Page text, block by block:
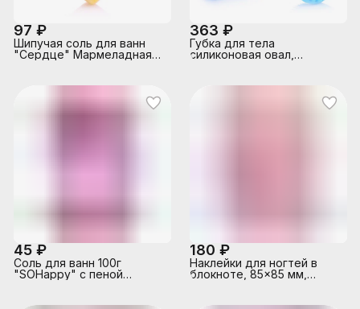
97 ₽
Шипучая соль для ванн
"Сердце" Мармеладная
363 ₽
Губка для тела
силиконовая овал,
45 ₽
Соль для ванн 100г
"SOHappy" с пеной
180 ₽
Наклейки для ногтей в
блокноте, 85x85 мм,